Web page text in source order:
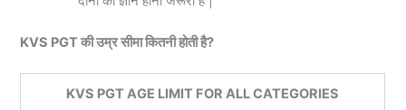
KVS PGT की उम्र सीमा कितनी होती है?
KVS PGT AGE LIMIT FOR ALL CATEGORIES